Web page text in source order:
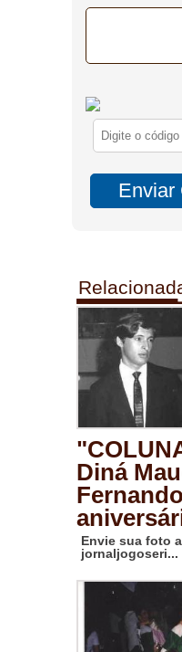
Diná
Envie sua foto
jornaljogoseri...